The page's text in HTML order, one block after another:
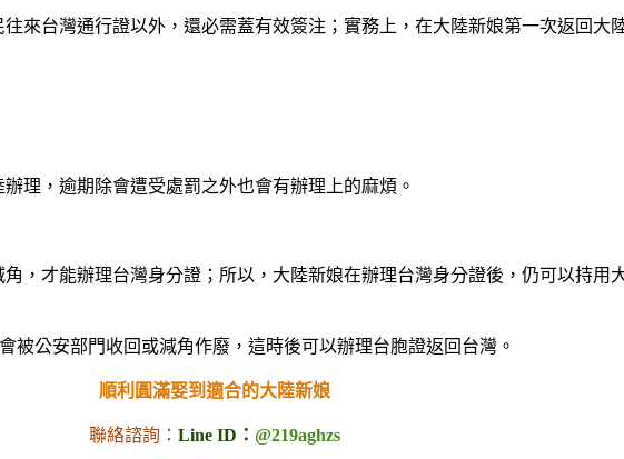
來台灣通行證以外，還必需蓋有效簽注；實務上，在大陸新娘第一次返回大
理，逾期除會遭受處罰之外也會有辦理上的麻煩。
，才能辦理台灣身分證；所以，大陸新娘在辦理台灣身分證後，仍可以持用
被公安部門收回或減角作廢，這時後可以辦理台胞證返回台灣。
順利圓滿娶到適合的大陸新娘
聯絡諮詢： Line ID： @219aghzs